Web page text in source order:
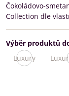
Čokoládovo-
Collection dle
Výběr produktů
Luxury